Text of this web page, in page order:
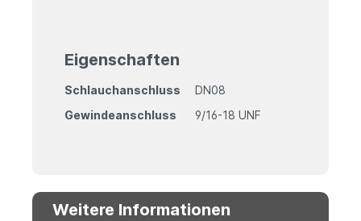
Eigenschaften
Schlauchanschluss
DN08
Gewindeanschluss
9/16-18 UNF
Weitere Informationen